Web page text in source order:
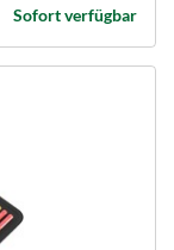
Sofort verfügbar